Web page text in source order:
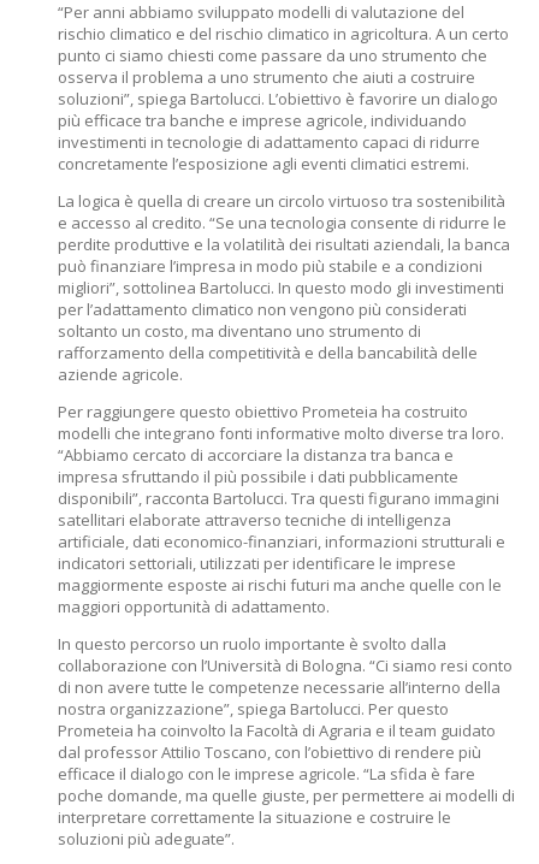
“Per anni abbiamo sviluppato modelli di valutazione del
rischio climatico e del rischio climatico in agricoltura. A un certo
punto ci siamo chiesti come passare da uno strumento che
osserva il problema a uno strumento che aiuti a costruire
soluzioni”, spiega Bartolucci. L’obiettivo è favorire un dialogo
più efficace tra banche e imprese agricole, individuando
investimenti in tecnologie di adattamento capaci di ridurre
concretamente l’esposizione agli eventi climatici estremi.
La logica è quella di creare un circolo virtuoso tra sostenibilità
e accesso al credito. “Se una tecnologia consente di ridurre le
perdite produttive e la volatilità dei risultati aziendali, la banca
può finanziare l’impresa in modo più stabile e a condizioni
migliori”, sottolinea Bartolucci. In questo modo gli investimenti
per l’adattamento climatico non vengono più considerati
soltanto un costo, ma diventano uno strumento di
rafforzamento della competitività e della bancabilità delle
aziende agricole.
Per raggiungere questo obiettivo Prometeia ha costruito
modelli che integrano fonti informative molto diverse tra loro.
“Abbiamo cercato di accorciare la distanza tra banca e
impresa sfruttando il più possibile i dati pubblicamente
disponibili”, racconta Bartolucci. Tra questi figurano immagini
satellitari elaborate attraverso tecniche di intelligenza
artificiale, dati economico-finanziari, informazioni strutturali e
indicatori settoriali, utilizzati per identificare le imprese
maggiormente esposte ai rischi futuri ma anche quelle con le
maggiori opportunità di adattamento.
In questo percorso un ruolo importante è svolto dalla
collaborazione con l’Università di Bologna. “Ci siamo resi conto
di non avere tutte le competenze necessarie all’interno della
nostra organizzazione”, spiega Bartolucci. Per questo
Prometeia ha coinvolto la Facoltà di Agraria e il team guidato
dal professor Attilio Toscano, con l’obiettivo di rendere più
efficace il dialogo con le imprese agricole. “La sfida è fare
poche domande, ma quelle giuste, per permettere ai modelli di
interpretare correttamente la situazione e costruire le
soluzioni più adeguate”.